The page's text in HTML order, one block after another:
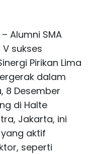
– Alumni SMA
sukses
Pirikan Lima
dalam
8 Desember
di Halte
Jakarta, ini
aktif
seperti